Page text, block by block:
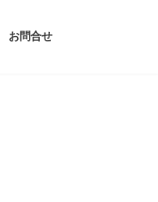
お問合せ